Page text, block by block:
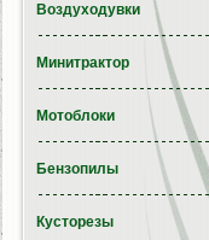
Воздуходувки
Минитрактор
Мотоблоки
Бензопилы
Кусторезы